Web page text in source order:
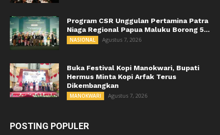
Program CSR Unggulan Pertamina Patra
Niaga Regional Papua Maluku Borong 5...
NASIONAL Agustus 7, 2026
Buka Festival Kopi Manokwari, Bupati
Hermus Minta Kopi Arfak Terus
Dikembangkan
MANOKWARI Agustus 7, 2026
POSTING POPULER